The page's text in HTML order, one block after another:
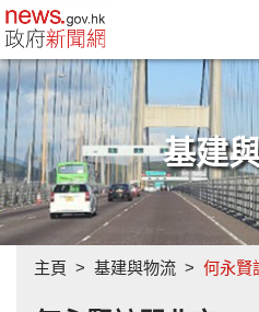
政府新聞網主頁
基建
主頁 基建與物流 何永賢